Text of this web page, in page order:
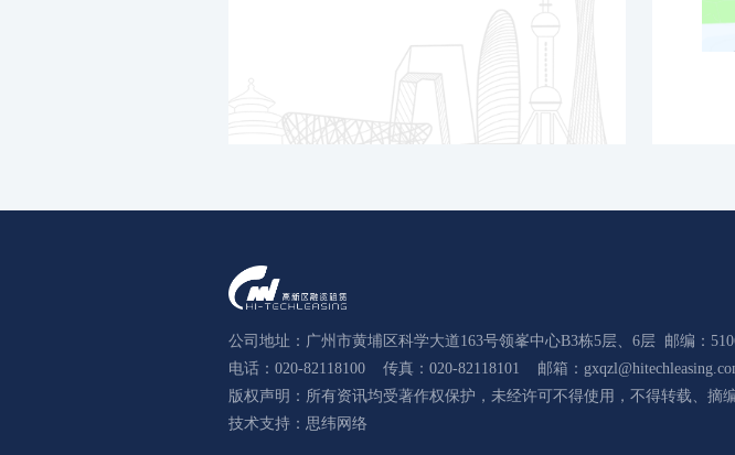
公司地址：广州市黄埔区科学大道163号领峯中心B3栋5层、6层 邮编：
电话：020-82118100
传真：020-82118101
邮箱：
版权声明：所有资讯均受著作权保护，未经许可不得使用，不得转载、摘编
技术支持： 思纬网络